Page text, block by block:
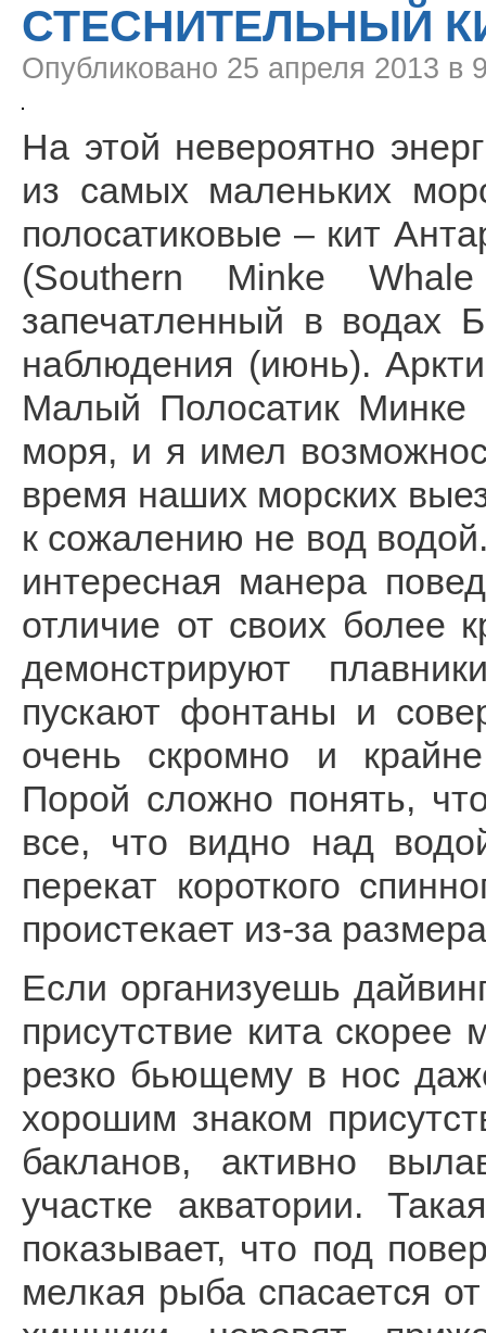
СТЕСНИТЕЛЬНЫЙ
Опубликовано 25 апреля 2013 в
На этой невероятно
из самых маленьких
полосатиковые – кит
(Southern Minke
запечатленный в водах
наблюдения (июнь).
Малый Полосатик Минке
моря, и я имел
время наших морских
к сожалению не вод
интересная манера
отличие от своих более
демонстрируют
пускают фонтаны и
очень скромно и
Порой сложно понять,
все, что видно над
перекат короткого
проистекает из-за
Если организуешь
присутствие кита
резко бьющему в нос
хорошим знаком
бакланов, активно
участке акватории.
показывает, что под
мелкая рыба спасается